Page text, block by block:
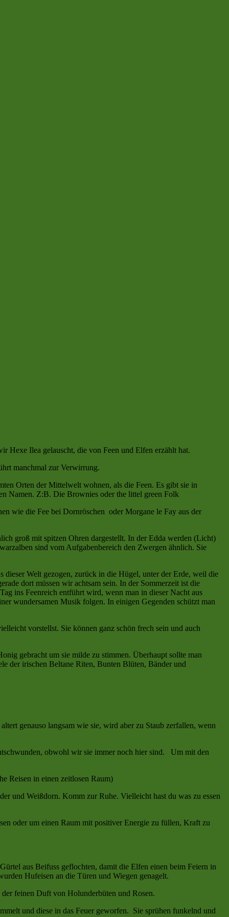
Hexe Ilea gelauscht, die von Feen und Elfen erzählt hat.
manchmal zur Verwirrung.
Orten der Mittelwelt wohnen, als die Feen. Es gibt sie in
Namen. Z:B. Die Brownies oder the littel green Folk
wie die Fee bei Dornröschen oder Morgane le Fay aus der
groß mit spitzen Ohren dargestellt. In der Edda werden (Licht)
sind vom Aufgabenbereich den Zwergen ähnlich. Sie
Welt gezogen, zurück in die Hügel, unter der Erde, weil die
dort müssen wir achtsam sein. In der Sommerzeit ist die
ins Feenreich entführt wird, wenn man in dieser Nacht aus
wundersamen Musik folgen. In einigen Gegenden schützt man
vorstellst. Sie können ganz schön frech sein und auch
gebracht um sie milde zu stimmen. Überhaupt sollte man
der irischen Beltane Riten, Bunten Blüten, Bänder und
genauso langsam wie sie, wird aber zu Staub zerfallen, wenn
obwohl wir sie immer noch hier sind. Um mit den
Reisen in einen zeitlosen Raum)
und Weißdorn. Komm zur Ruhe. Vielleicht hast du was zu essen
oder um einen Raum mit positiver Energie zu füllen, Kraft zu
aus Beifuss geflochten, damit die Elfen einen beim Feiern in
Hufeisen an die Türen und Wiegen genagelt.
feinen Duft von Holunderbüten und Rosen.
und diese in das Feuer geworfen. Sie sprühen funkelnd und